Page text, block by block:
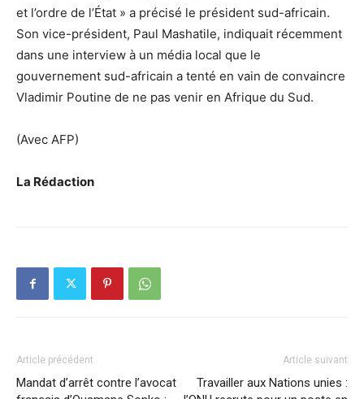
et l’ordre de l’État » a précisé le président sud-africain.
Son vice-président, Paul Mashatile, indiquait récemment
dans une interview à un média local que le
gouvernement sud-africain a tenté en vain de convaincre
Vladimir Poutine de ne pas venir en Afrique du Sud.
(Avec AFP)
La Rédaction
Article précédent
Mandat d’arrêt contre l’avocat
Article suivant
Travailler aux Nations unies :